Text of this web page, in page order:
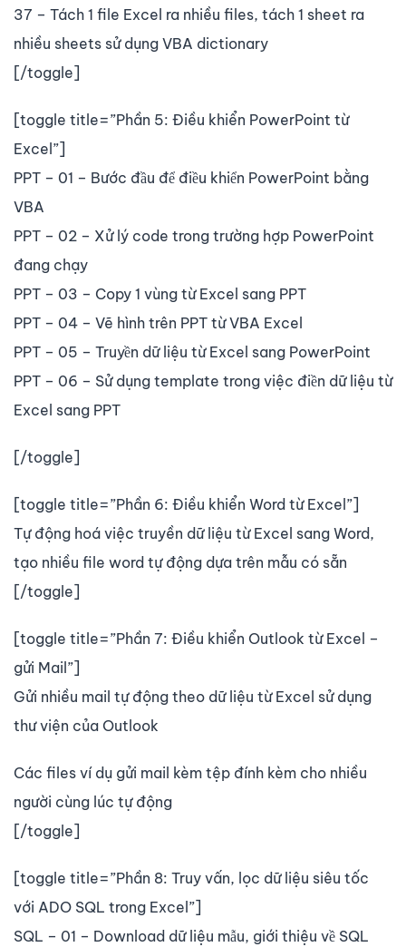
37 – Tách 1 file Excel ra nhiều files, tách 1 sheet ra
nhiều sheets sử dụng VBA dictionary
[/toggle]
[toggle title=”Phần 5: Điều khiển PowerPoint từ
Excel”]
PPT – 01 – Bước đầu để điều khiển PowerPoint bằng
VBA
PPT – 02 – Xử lý code trong trường hợp PowerPoint
đang chạy
PPT – 03 – Copy 1 vùng từ Excel sang PPT
PPT – 04 – Vẽ hình trên PPT từ VBA Excel
PPT – 05 – Truyền dữ liệu từ Excel sang PowerPoint
PPT – 06 – Sử dụng template trong việc điền dữ liệu từ
Excel sang PPT
[/toggle]
[toggle title=”Phần 6: Điều khiển Word từ Excel”]
Tự động hoá việc truyền dữ liệu từ Excel sang Word,
tạo nhiều file word tự động dựa trên mẫu có sẵn
[/toggle]
[toggle title=”Phần 7: Điều khiển Outlook từ Excel –
gửi Mail”]
Gửi nhiều mail tự động theo dữ liệu từ Excel sử dụng
thư viện của Outlook
Các files ví dụ gửi mail kèm tệp đính kèm cho nhiều
người cùng lúc tự động
[/toggle]
[toggle title=”Phần 8: Truy vấn, lọc dữ liệu siêu tốc
với ADO SQL trong Excel”]
SQL – 01 – Download dữ liệu mẫu, giới thiệu về SQL